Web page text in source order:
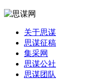
关于思谋
思谋征稿
集采网
思谋公社
思谋团队